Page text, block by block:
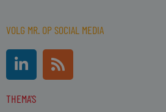
VOLG MR. OP SOCIAL MEDIA
L
i
n
k
R
s
s
THEMA'S